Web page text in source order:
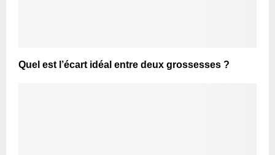
Quel est l’écart idéal entre deux grossesses ?